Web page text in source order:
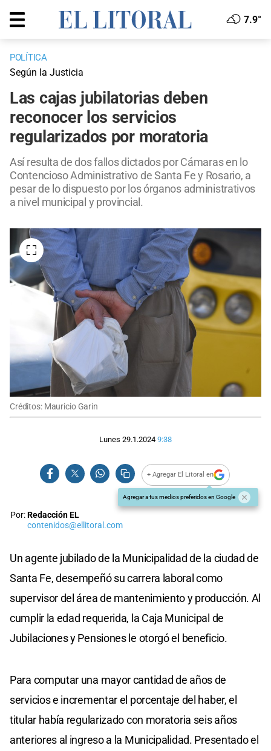
7.9°
POLÍTICA
Según la Justicia
Las cajas jubilatorias deben
reconocer los servicios
regularizados por moratoria
Así resulta de dos fallos dictados por Cámaras en lo
Contencioso Administrativo de Santa Fe y Rosario, a
pesar de lo dispuesto por los órganos administrativos
a nivel municipal y provincial.
Créditos: Mauricio Garin
Lunes 29.1.2024 9:38
+ Agregar El Litoral en
Agregar a tus medios preferidos en Google
Por:Redacción EL
contenidos@ellitoral.com
Un agente jubilado de la Municipalidad de la ciudad de
Santa Fe, desempeñó su carrera laboral como
supervisor del área de mantenimiento y producción. Al
cumplir la edad requerida, la Caja Municipal de
Jubilaciones y Pensiones le otorgó el beneficio.
Para computar una mayor cantidad de años de
servicios e incrementar el porcentaje del haber, el
titular había regularizado con moratoria seis años
anteriores al ingreso a la Municipalidad. Presentado el